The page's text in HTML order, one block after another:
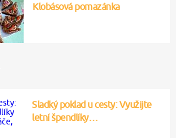
Klobásová pomazánka
Sladký poklad u cesty: Využijte
letní špendlíky…